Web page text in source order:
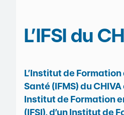
L’IFSI du
L’Institut de
Santé (IFMS) du
Institut de Formation
(IFSI), d’un Institut de